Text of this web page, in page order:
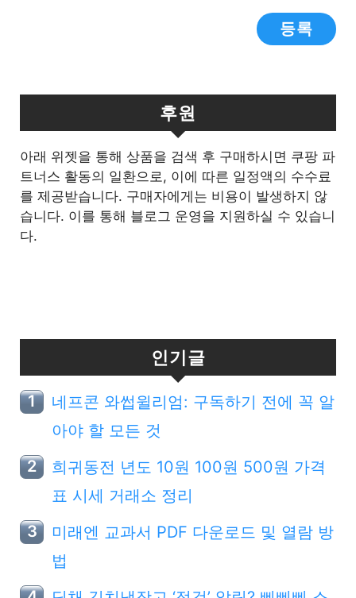
후원
아래 위젯을 통해 상품을 검색 후 구매하시면 쿠팡 파
트너스 활동의 일환으로, 이에 따른 일정액의 수수료
를 제공받습니다. 구매자에게는 비용이 발생하지 않
습니다. 이를 통해 블로그 운영을 지원하실 수 있습니
다.
인기글
네프콘 와썹윌리엄: 구독하기 전에 꼭 알
아야 할 모든 것
희귀동전 년도 10원 100원 500원 가격
표 시세 거래소 정리
미래엔 교과서 PDF 다운로드 및 열람 방
법